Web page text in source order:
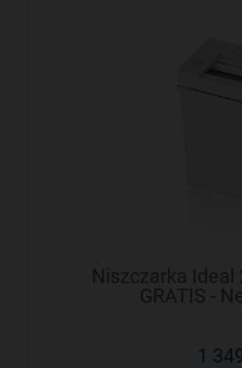
Niszczarka Ideal
GRATIS -
1